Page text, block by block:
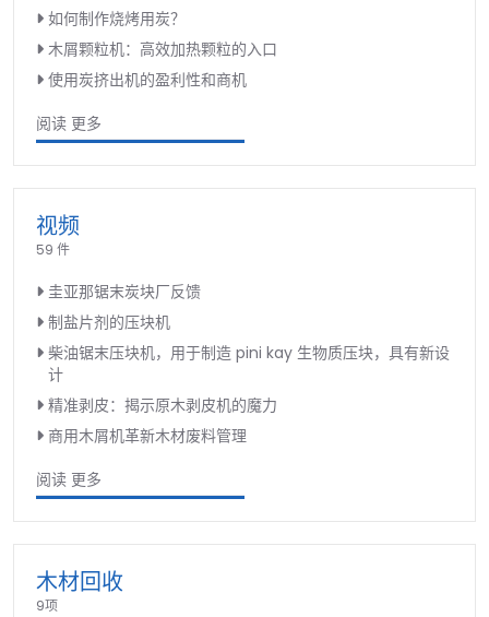
如何制作烧烤用炭？
木屑颗粒机：高效加热颗粒的入口
使用炭挤出机的盈利性和商机
阅读 更多
视频
59 件
圭亚那锯末炭块厂反馈
制盐片剂的压块机
柴油锯末压块机，用于制造 pini kay 生物质压块，具有新设
计
精准剥皮：揭示原木剥皮机的魔力
商用木屑机革新木材废料管理
阅读 更多
木材回收
9项